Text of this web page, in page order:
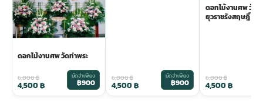
ดอกไม้งานศพ วัดท่าพระ
6,000฿
4,500฿
มัดจำเพียง
฿900 6,000฿
4,500฿
มัดจำเพียง
฿900
ดอกไม้งานศพ วัดม
ยุวราชรังสฤษฎิ์
6,000฿
4,500฿